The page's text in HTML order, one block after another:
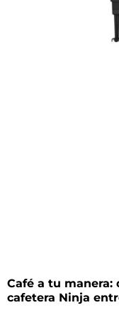
Café a tu
cafetera Ninja